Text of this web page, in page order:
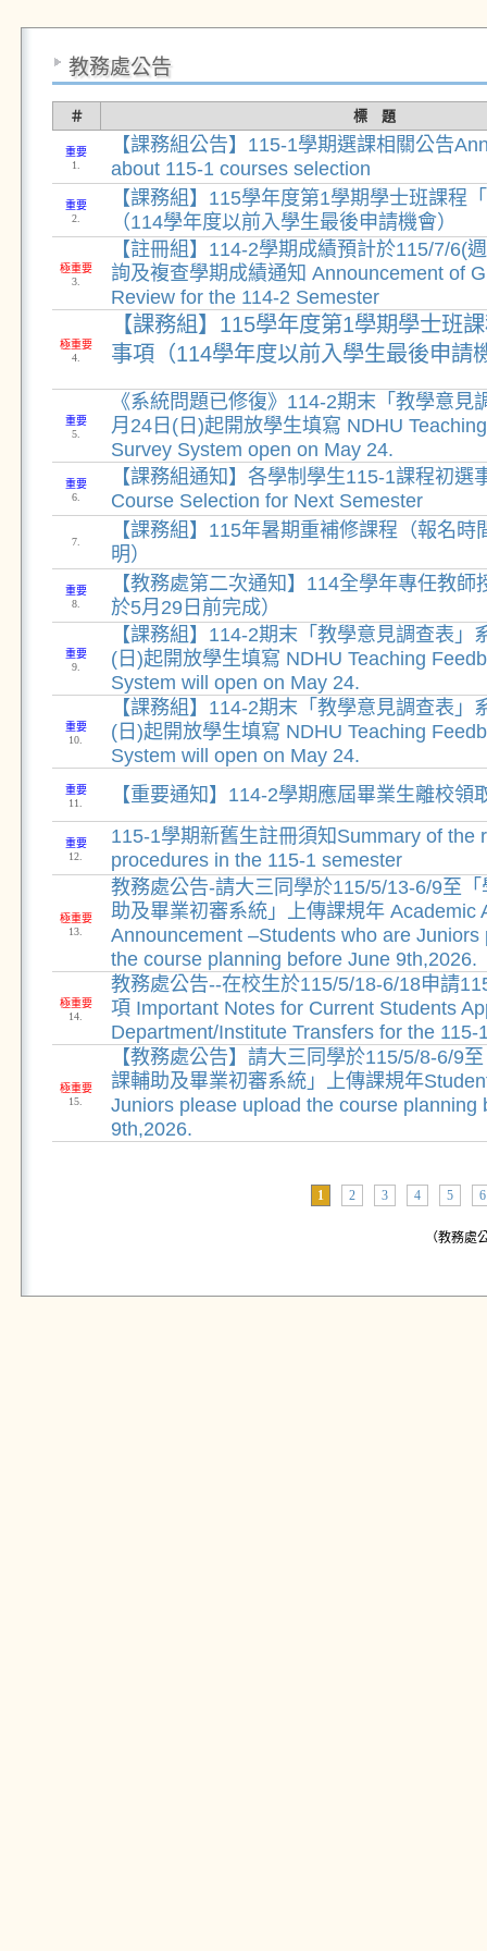
教務處公告
＃ 標 題
重要
1.
【課務組公告】115-1學期選課相關公告
about 115-1 courses selection
重要
2.
【課務組】115學年度第1學期學士班課程
（114學年度以前入學生最後申請機會）
極重要
3.
【註冊組】114-2學期成績預計於115/7/6(
詢及複查學期成績通知 Announcement of
Review for the 114-2 Semester
極重要
4.
【課務組】115學年度第1學期學士班
事項（114學年度以前入學生最後申請
重要
5.
《系統問題已修復》114-2期末「教學意見
月24日(日)起開放學生填寫 NDHU
Survey System open on May 24.
重要
6.
【課務組通知】各學制學生115-1課程初選
Course Selection for Next Semester
7.
【課務組】115年暑期重補修課程（報名時
明）
重要
8.
【教務處第二次通知】114全學年專任教師
於5月29日前完成）
重要
9.
【課務組】114-2期末「教學意見調查表」
(日)起開放學生填寫 NDHU Teaching
System will open on May 24.
重要
10.
【課務組】114-2期末「教學意見調查表」
(日)起開放學生填寫 NDHU Teaching
System will open on May 24.
重要
11.
【重要通知】114-2學期應屆畢業生離校領
重要
12.
115-1學期新舊生註冊須知Summary of the
procedures in the 115-1 semester
極重要
13.
教務處公告-請大三同學於115/5/13-6/9至
助及畢業初審系統」上傳課規年 Academic
Announcement –Students who are Juniors
the course planning before June 9th,2026.
極重要
14.
教務處公告--在校生於115/5/18-6/18申請
項 Important Notes for Current Students
Department/Institute Transfers for the 115-
極重要
15.
【教務處公告】請大三同學於115/5/8-6/9
課輔助及畢業初審系統」上傳課規年
Juniors please upload the course planning
9th,2026.
1 2 3 4 5 6
（教務處